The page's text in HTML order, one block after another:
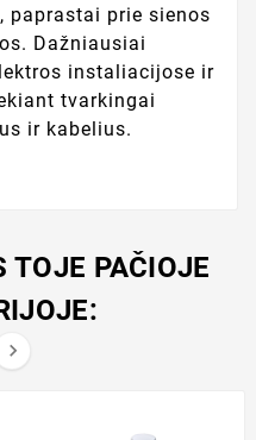
prie sienos
Dažniausiai
instaliacijose ir
tvarkingai
ir kabelius.
TOJE PAČIOJE
